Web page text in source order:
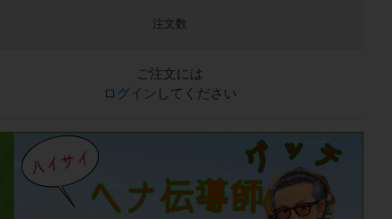
注文数
ご注文には
ログイン してください